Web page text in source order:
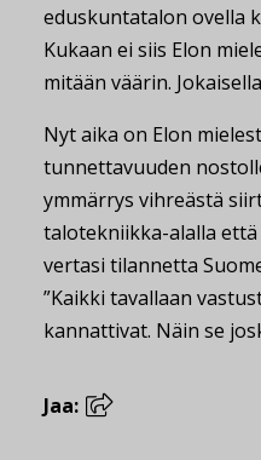
eduskuntatalon ovella
Kukaan ei siis Elon
mitään väärin.
Nyt aika on Elon
tunnettavuuden
ymmärrys vihreästä
talotekniikka-alalla
vertasi tilannetta
”Kaikki tavallaan
kannattivat. Näin se
Jaa: